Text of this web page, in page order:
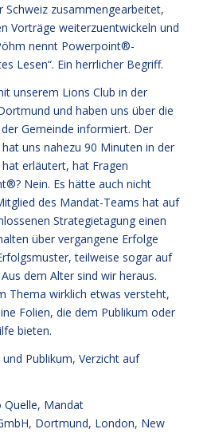
Schweiz zusammengearbeitet,
Vorträge weiterzuentwickeln und
nennt Powerpoint®-
Lesen“. Ein herrlicher Begriff.
unserem Lions Club in der
und haben uns über die
Gemeinde informiert. Der
uns nahezu 90 Minuten in der
erläutert, hat Fragen
Nein. Es hätte auch nicht
des Mandat-Teams hat auf
Strategietagung einen
über vergangene Erfolge
teilweise sogar auf
dem Alter sind wir heraus.
Thema wirklich etwas versteht,
Folien, die dem Publikum oder
bieten.
Publikum, Verzicht auf
Quelle, Mandat
Dortmund, London, New